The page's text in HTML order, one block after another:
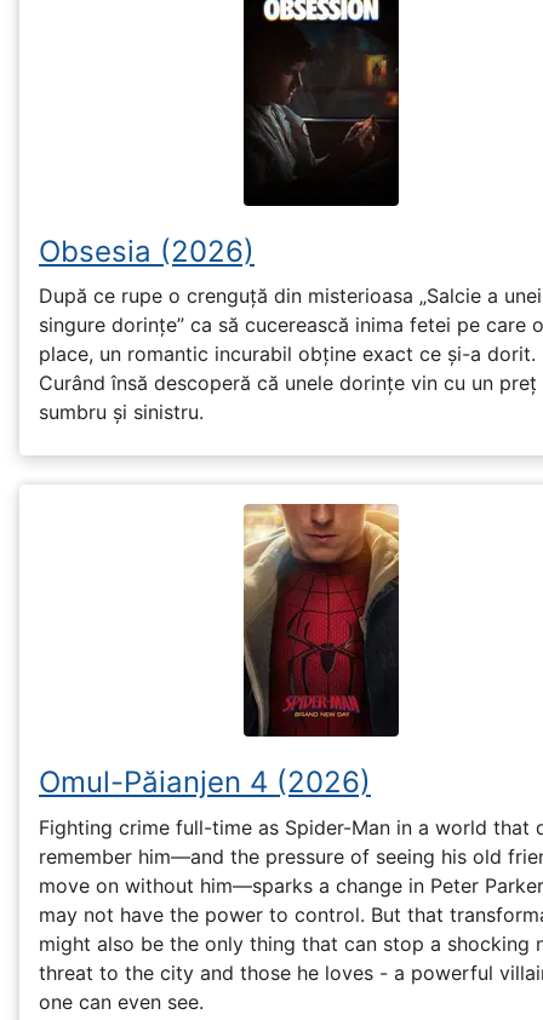
Obsesia (2026)
După ce rupe o crenguță din misterioasa „Salcie a unei
singure dorințe” ca să cucerească inima fetei pe care o
place, un romantic incurabil obține exact ce și-a dorit.
Curând însă descoperă că unele dorințe vin cu un preț
sumbru și sinistru.
Omul-Păianjen 4 (2026)
Fighting crime full-time as Spider-Man in a world that
remember him—and the pressure of seeing his old
move on without him—sparks a change in Peter
may not have the power to control. But that
might also be the only thing that can stop a shocking
threat to the city and those he loves - a powerful
one can even see.